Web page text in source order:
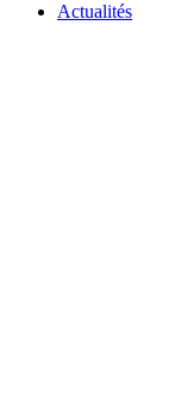
Actualités